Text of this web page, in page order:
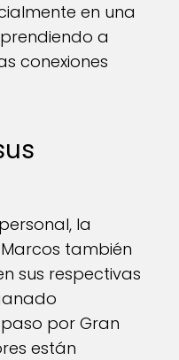
en una
a
conexiones
la
también
sus respectivas
por Gran
están